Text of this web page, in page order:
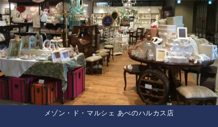
メゾン・ド・マルシェ あべのハルカス店